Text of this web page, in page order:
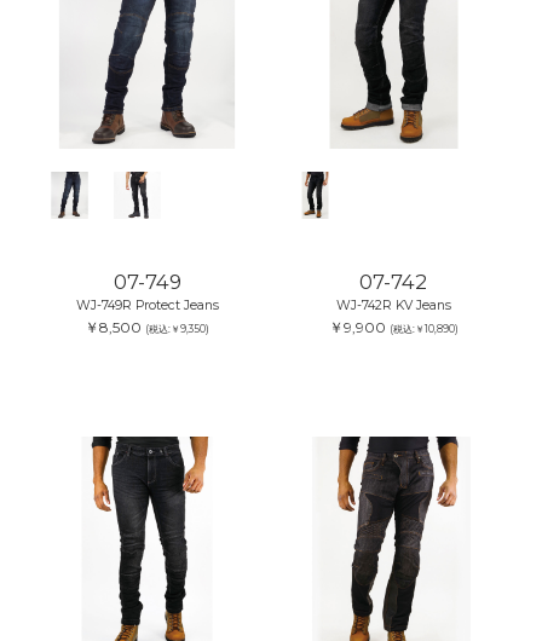
07-749
WJ-749R Protect Jeans
￥8,500 (税込:￥9,350)
07-742
WJ-742R KV Jeans
￥9,900 (税込:￥10,890)